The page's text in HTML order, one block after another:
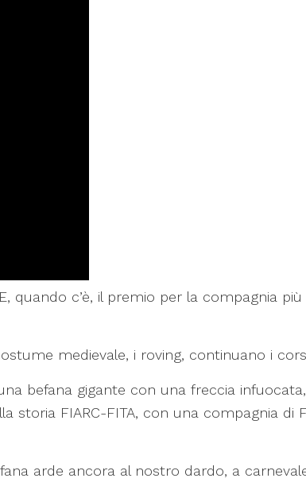
quando c’è, il premio per la compagnia più
medievale, i roving, continuano i
befana gigante con una freccia
storia FIARC-FITA, con una compagnia di
arde ancora al nostro dardo, a